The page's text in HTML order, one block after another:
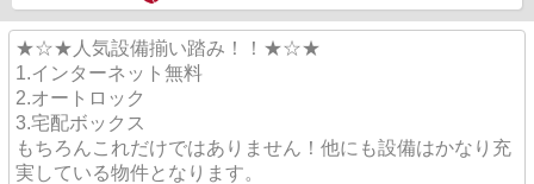
★☆★人気設備揃い踏み！！★☆★
1.インターネット無料
2.オートロック
3.宅配ボックス
もちろんこれだけではありません！他にも設備はかなり充
実している物件となります。